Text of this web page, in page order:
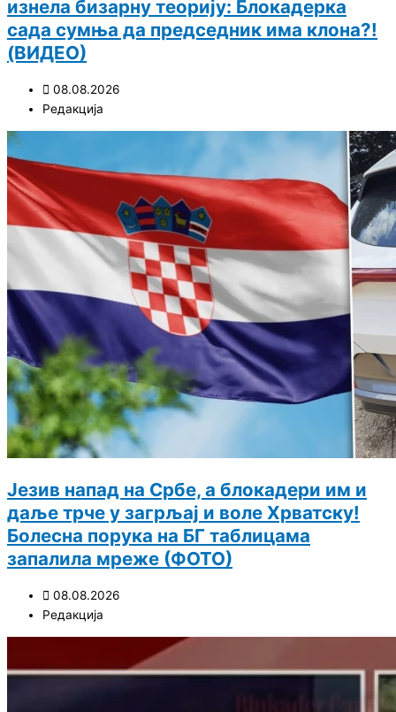
изнела бизарну теорију: Блокадерка
сада сумња да председник има клона?!
(ВИДЕО)
08.08.2026
Редакција
Језив напад на Србе, а блокадери им и
даље трче у загрљај и воле Хрватску!
Болесна порука на БГ таблицама
запалила мреже (ФОТО)
08.08.2026
Редакција